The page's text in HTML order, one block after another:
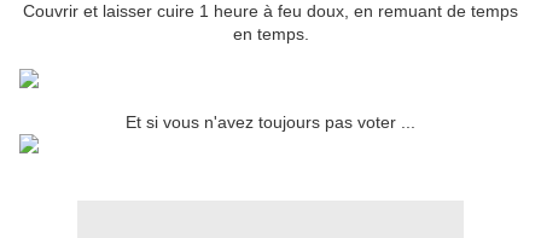
Couvrir et laisser cuire 1 heure à feu doux, en remuant de temps
en temps.
Et si vous n'avez toujours pas voter ...